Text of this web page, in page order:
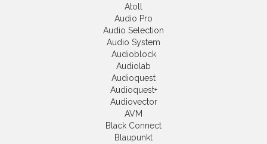
Atoll
Audio Pro
Audio Selection
Audio System
Audioblock
Audiolab
Audioquest
Audioquest+
Audiovector
AVM
Black Connect
Blaupunkt